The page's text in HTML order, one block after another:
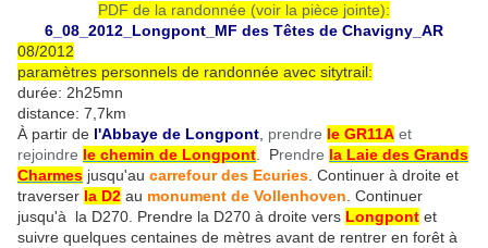
PDF de la randonnée (voir la pièce jointe):
6_08_2012_Longpont_MF des Têtes de Chavigny_AR
08/2012
paramètres personnels de randonnée avec sitytrail:
durée: 2h25mn
distance: 7,7km
À partir de l'Abbaye de Longpont prendre le GR11A et
rejoindre le chemin de Longpont Prendre la Laie des Grands
Charmes jusqu'au carrefour des Ecuries . Continuer à droite et
traverser la D2 au monument de Vollenhoven . Continuer
jusqu'à la D270. Prendre la D270 à droite vers Longpont et
suivre quelques centaines de mètres avant de rentrer en forêt à